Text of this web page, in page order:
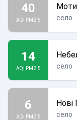
40
AQI PM2.5 село
14
AQI PM2.5 село
6
AQI PM2.5
Нові
село